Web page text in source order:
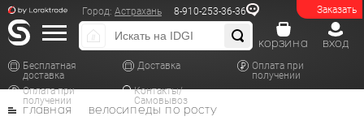
Заказать
Город: Астрахань 8-910-253-36-36
Бесплатная
доставка
Доставка
Оплата при
получении
Оплата при
получении
Контакты/
Самовывоз
вход
корзина
главная велосипеды по росту